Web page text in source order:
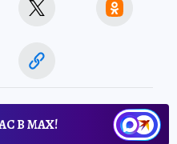
В МАХ!